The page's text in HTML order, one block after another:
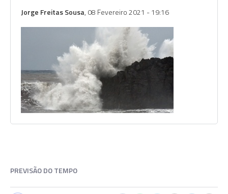
Jorge Freitas Sousa, 08 Fevereiro 2021 - 19:16
PREVISÃO DO TEMPO